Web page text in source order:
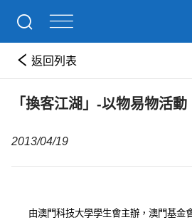
返回列表
「換客江湖」-以物易物活動
2013/04/19
由澳門科技大學學生會主辦，澳門基金